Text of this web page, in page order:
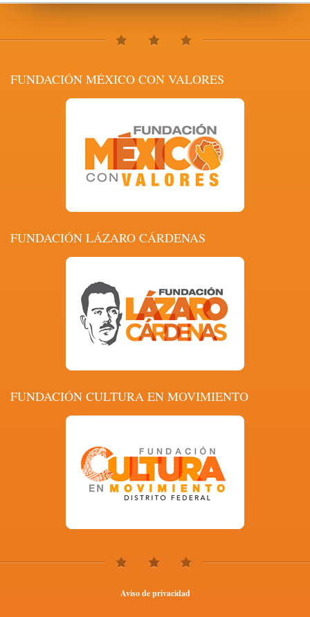
FUNDACIÓN MÉXICO CON VALORES
FUNDACIÓN LÁZARO CÁRDENAS
FUNDACIÓN CULTURA EN MOVIMIENTO
Aviso de privacidad